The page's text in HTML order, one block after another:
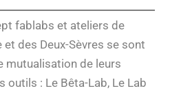
fablabs et ateliers de
des Deux-Sèvres se sont
mutualisation de leurs
outils : Le Bêta-Lab, Le Lab